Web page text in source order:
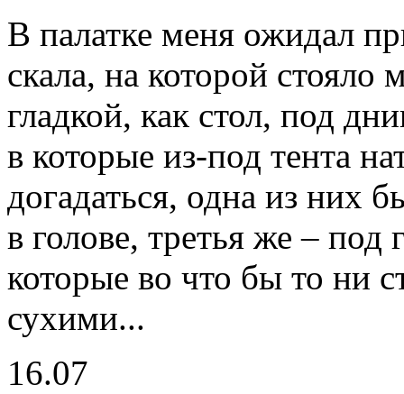
В палатке меня ожидал
скала, на которой
гладкой, как стол, под
в которые из-под тента
догадаться, одна из них
в голове, третья же –
которые во что бы то ни
сухими...
16.07